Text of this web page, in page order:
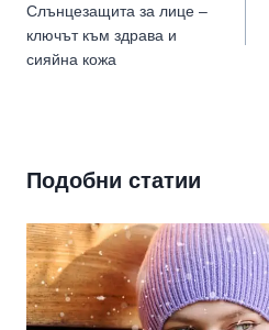
Слънцезащита за лице –
ключът към здрава и
сияйна кожа
Подобни статии